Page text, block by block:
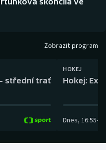
Zobrazit program
střední trať
HOKEJ
Hokej:
Dnes, 16:55-